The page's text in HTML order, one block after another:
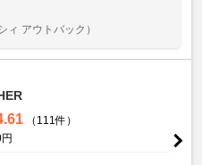
ィ アウトバック）
（111件）